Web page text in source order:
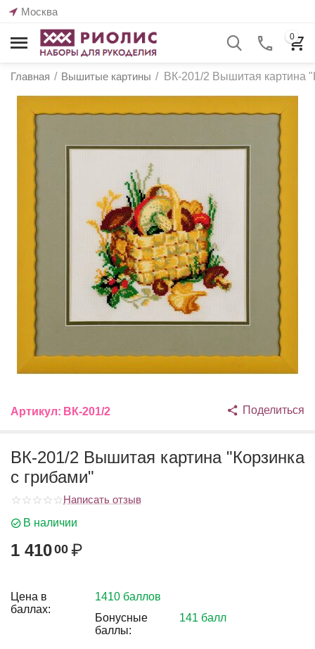
Москва
0
Главная / Вышитые картины / ВК-201/2 Вышитая картина
Артикул: ВК-201/2 Поделиться
ВК-201/2 Вышитая картина "Корзинка
с грибами"
Написать отзыв
В наличии
1 41000 ₽
Цена в
баллах:
1410 баллов
Бонусные
баллы:
141 балл